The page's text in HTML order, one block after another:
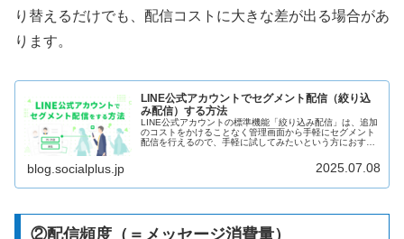
り替えるだけでも、配信コストに大きな差が出る場合があ
ります。
LINE公式アカウントでセグメント配信（絞り込
み配信）する方法
LINE公式アカウントの標準機能「絞り込み配信」は、追加
のコストをかけることなく管理画面から手軽にセグメント
配信を行えるので、手軽に試してみたいという方におすす
配信を開封・クリックした友だち、特定の条件にマッチし
たオーディエンスなどを配信先に指定し、効果的なセグメ
blog.socialplus.jp 2025.07.08
②配信頻度（＝メッセージ消費量）